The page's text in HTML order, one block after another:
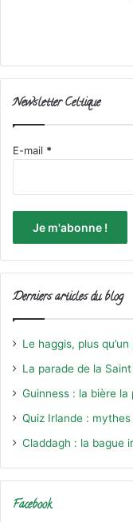
Newsletter Celtique
E-mail *
Derniers articles du blog
Le haggis, plus
La parade de la
Guinness : la bière
Quiz Irlande :
Claddagh : la bague
Facebook